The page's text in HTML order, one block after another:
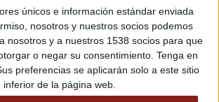
únicos e información estándar enviada
nosotros y nuestros socios podemos
nosotros y a nuestros 1538 socios para que
o negar su consentimiento. Tenga en
preferencias se aplicarán solo a este sitio
de la página web.